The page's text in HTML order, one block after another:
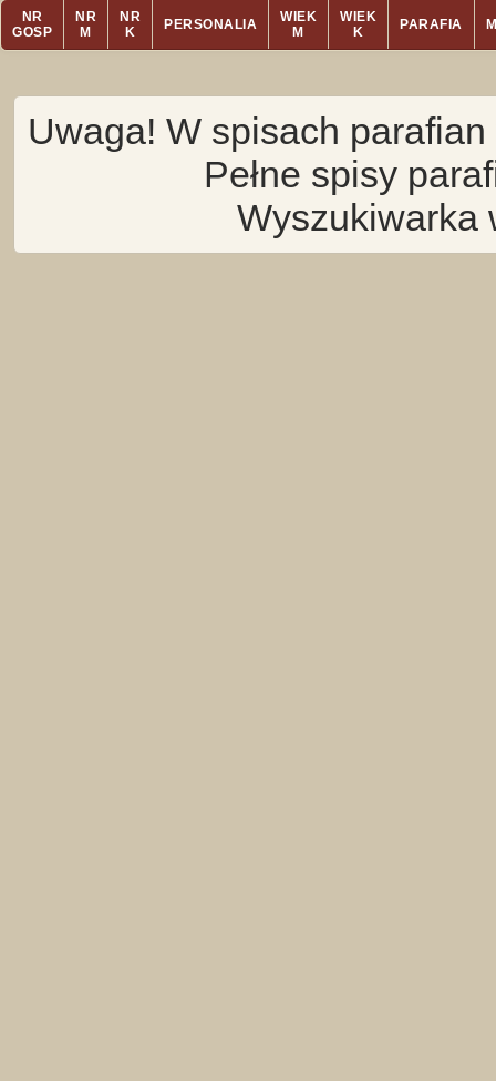
NR
GOSP
NR
M
NR
K
PERSONALIA
WIEK
M
WIEK
K
PARAFIA
Uwaga! W spisach
Pełne spisy
Wyszukiwarka